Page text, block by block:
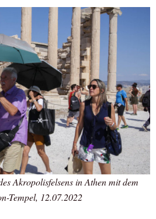
Akropolisfelsens in Athen mit dem
Tempel, 12.07.2022